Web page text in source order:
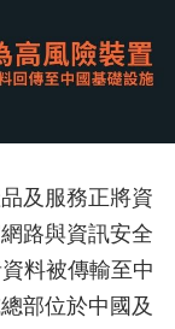
及服務正將資
路與資訊安全
料被傳輸至中
部位於中國及